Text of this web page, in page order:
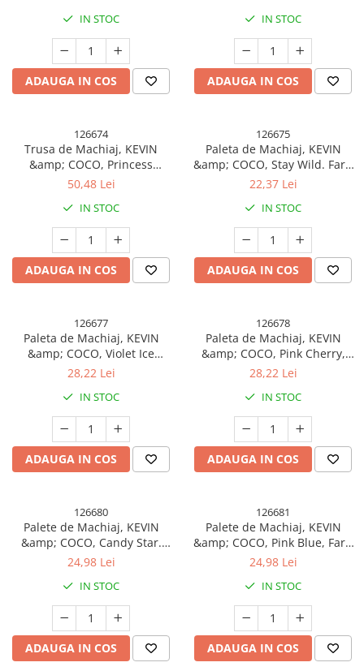
IN STOC
ADAUGA IN COS
IN STOC
ADAUGA IN COS
126674
Trusa de Machiaj, KEVIN
&amp; COCO, Princess
Palette. Fard de Pleoape,
culori, 19.7 x 20 x 2 cm
50,48 Lei
IN STOC
ADAUGA IN COS
126675
Paleta de Machiaj, KEVIN
&amp; COCO, Stay Wild. Fard
de Pleoape, 12 culori, 13.6 x
22,37 Lei
IN STOC
ADAUGA IN COS
126677
Paleta de Machiaj, KEVIN
&amp; COCO, Violet Ice
Cream, Fard de Pleoape, 22
28,22 Lei
IN STOC
ADAUGA IN COS
126678
Paleta de Machiaj, KEVIN
&amp; COCO, Pink Cherry,
Fard de Pleoape, 22 culori, 19
28,22 Lei
IN STOC
ADAUGA IN COS
126680
Palete de Machiaj, KEVIN
&amp; COCO, Candy Star.
Fard de Pleoape, 18 culori,
24,98 Lei
IN STOC
ADAUGA IN COS
126681
Palete de Machiaj, KEVIN
&amp; COCO, Pink Blue, Fard
de Pleoape, 18 culori, 19.3 x
24,98 Lei
IN STOC
ADAUGA IN COS